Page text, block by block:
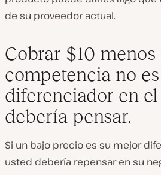
de su proveedor actual.
Cobrar $10
competencia no
diferenciador en
debería pensar.
Si un bajo precio es su mejor
usted debería repensar en su